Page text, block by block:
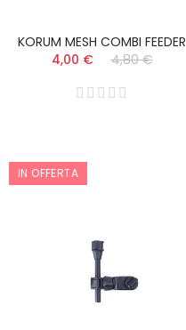
KORUM MESH COMBI FEEDER
4,00 €
4,80 €
IN OFFERTA